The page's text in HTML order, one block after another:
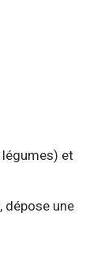
légumes) et
dépose une